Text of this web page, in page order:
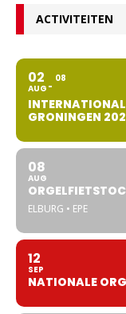
ACTIVITEITEN
02
AUG
08
GRONINGEN
08
AUG
ELBURG • EPE
12
SEP
NATIONALE